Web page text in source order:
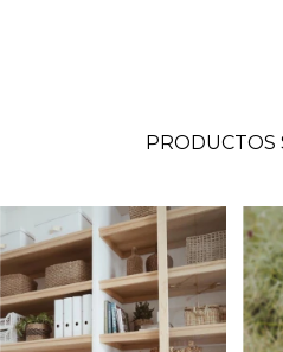
PRODUCTOS